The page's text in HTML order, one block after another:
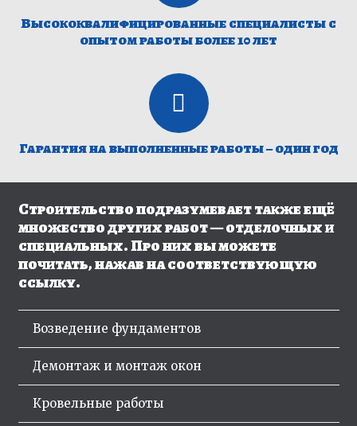
Высококвалифицированные специалисты с
опытом работы более 10 лет
Гарантия на выполненные работы – один год
Строительство подразумевает также ещё
множество других работ — отделочных и
специальных. Про них вы можете
почитать, нажав на соответствующую
ссылку.
Возведение фундаментов
Демонтаж и монтаж окон
Кровельные работы